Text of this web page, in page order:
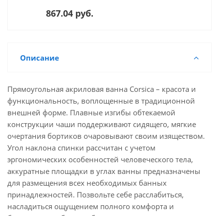
867.04 руб.
Описание
Прямоугольная акриловая ванна Corsica – красота и
функциональность, воплощенные в традиционной
внешней форме. Плавные изгибы обтекаемой
конструкции чаши поддерживают сидящего, мягкие
очертания бортиков очаровывают своим изяществом.
Угол наклона спинки рассчитан с учетом
эргономических особенностей человеческого тела,
аккуратные площадки в углах ванны предназначены
для размещения всех необходимых банных
принадлежностей. Позвольте себе расслабиться,
насладиться ощущением полного комфорта и